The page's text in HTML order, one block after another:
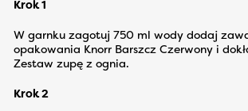
Krok 1
W garnku zagotuj 750 ml wody dodaj
opakowania Knorr Barszcz Czerwony i
Zestaw zupę z ognia.
Krok 2